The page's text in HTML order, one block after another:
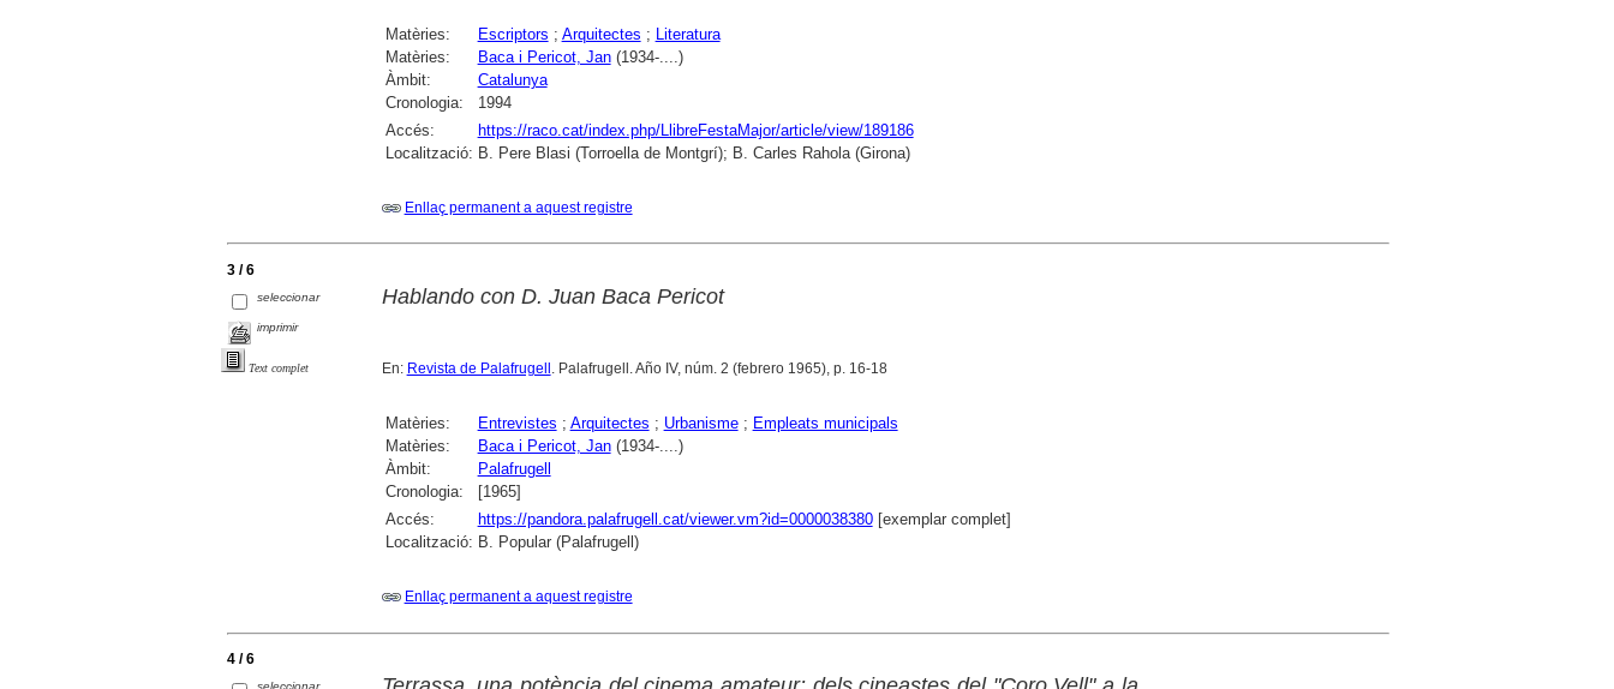
Matèries: Escriptors ; Arquitectes ; Literatura
Matèries:
Baca i Pericot, Jan(1934-....)
Àmbit:
Catalunya
Cronologia:
1994
Accés:
https://raco.cat/index.php/LlibreFestaMajor/article/view/189186
Localització: B. Pere Blasi (Torroella de Montgrí); B. Carles Rahola (Girona)
Enllaç permanent a aquest registre
3 / 6
seleccionar
imprimir
Text complet
Hablando con D. Juan Baca Pericot
En: Revista de Palafrugell . Palafrugell. Año IV, núm. 2 (febrero 1965), p. 16-18
Matèries: Entrevistes ; Arquitectes ; Urbanisme; Empleats municipals
Matèries:
Baca i Pericot, Jan(1934-....)
Àmbit:
Palafrugell
Cronologia:
[1965]
Accés:
https://pandora.palafrugell.cat/viewer.vm?id=0000038380[exemplar complet]
Localització: B. Popular (Palafrugell)
Enllaç permanent a aquest registre
4 / 6
seleccionar